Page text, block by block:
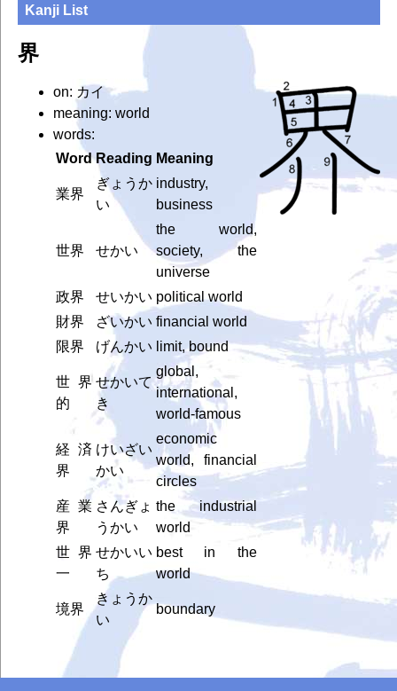
Kanji List
界
on: カイ
meaning: world
words:
Word Reading Meaning
業界
ぎょうか
い
industry,
business
世界 せかい
the world,
society, the
universe
政界
せいかい political world
財界
ざいかい financial world
限界
げんかい limit, bound
世界
的
せかいて
き
global,
international,
world-famous
経済
界
けいざい
かい
economic
world, financial
circles
産業
界
さんぎょ
うかい
the industrial
world
世界
一
せかいい
ち
best in the
world
境界
きょうか
い
boundary